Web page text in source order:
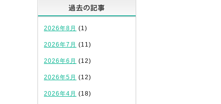
2026年8月 (1)
2026年7月 (11)
2026年6月 (12)
2026年5月 (12)
2026年4月 (18)